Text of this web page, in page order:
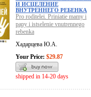
И ИСЦЕЛЕНИЕ
ВНУТРЕННЕГО РЕБЕНКА
Pro roditelei. Priniatie mamy i
papy i istselenie vnutrennego
rebenka
Хадарцева Ю.А.
Your Price: $29.87
shipped in 14-20 days